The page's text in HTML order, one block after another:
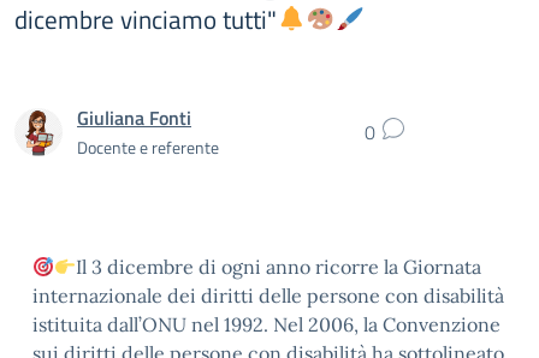
dicembre vinciamo tutti"
Giuliana Fonti
Docente e referente 0
Il 3 dicembre di ogni anno ricorre la Giornata
internazionale dei diritti delle persone con disabilità
istituita dall’ONU nel 1992. Nel 2006, la Convenzione
sui diritti delle persone con disabilità ha sottolineato